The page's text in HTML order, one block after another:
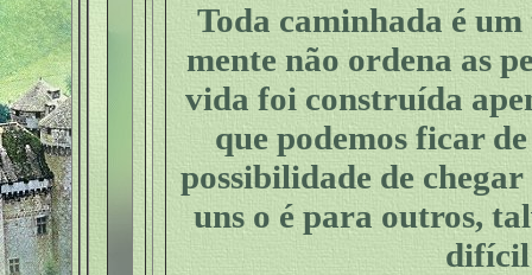
Toda caminhada é
mente não ordena as
vida foi construída
que podemos ficar
possibilidade de
uns o é para outros,
difícil